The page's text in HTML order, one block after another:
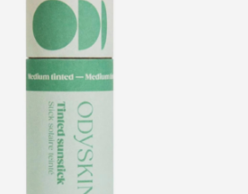
Seuraava